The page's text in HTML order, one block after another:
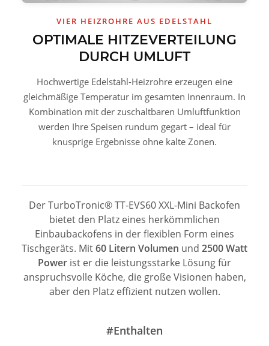
VIER HEIZROHRE AUS EDELSTAHL
OPTIMALE HITZEVERTEILUNG
DURCH UMLUFT
Hochwertige Edelstahl-Heizrohre erzeugen eine
gleichmäßige Temperatur im gesamten Innenraum. In
Kombination mit der zuschaltbaren Umluftfunktion
werden Ihre Speisen rundum gegart – ideal für
knusprige Ergebnisse ohne kalte Zonen.
Der TurboTronic® TT-EVS60 XXL-Mini Backofen
bietet den Platz eines herkömmlichen
Einbaubackofens in der flexiblen Form eines
Tischgeräts. Mit60 Litern Volumen und 2500 Watt
Power ist er die leistungsstarke Lösung für
anspruchsvolle Köche, die große Visionen haben,
aber den Platz effizient nutzen wollen.
#Enthalten